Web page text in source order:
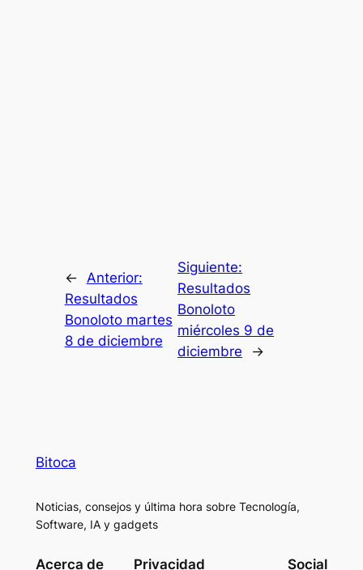
←
Anterior:
Resultados
Bonoloto martes
8 de diciembre
Siguiente:
Resultados
Bonoloto
miércoles 9 de
diciembre
→
Bitoca
Noticias, consejos y última hora sobre Tecnología,
Software, IA y gadgets
Acerca de Privacidad Social